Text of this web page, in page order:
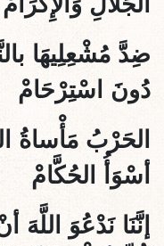
ضِدَّ مُشْعِلِيهَا
دُونَ اسْتِرْحَامْ
الحَرْبُ مَأْساةُ
أسْوَأُ الحُكَّام
إنَّنَا نَدْعُوَ